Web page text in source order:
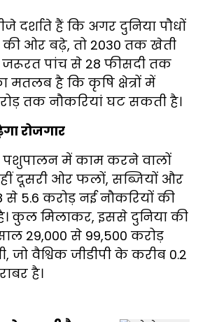
हैं कि अगर दुनिया पौधों
ओर बढ़े, तो 2030 तक खेती
पांच से 28 फीसदी तक
मतलब है कि कृषि क्षेत्रों में
तक नौकरियां घट सकती है।
रोजगार
पशुपालन में काम करने वालों
दूसरी ओर फलों, सब्जियों और
से 5.6 करोड़ नई नौकरियों की
कुल मिलाकर, इससे दुनिया की
29,000 से 99,500 करोड़
जो वैश्विक जीडीपी के करीब 0.2
है।